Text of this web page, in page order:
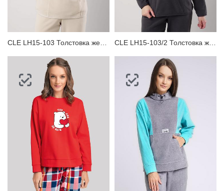
CLE LH15-103 Толстовка женская CLE LH15-103/2 Толстовка женская